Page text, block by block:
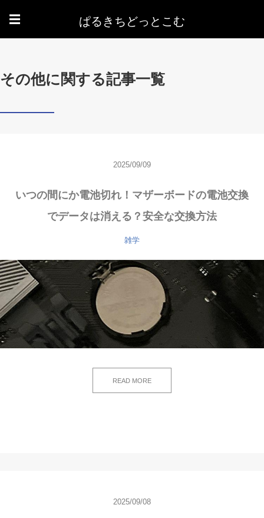
☰ ぱるきちどっとこむ
その他に関する記事一覧
2025/09/09
いつの間にか電池切れ！マザーボードの電池交換
でデータは消える？安全な交換方法
雑学
READ MORE
2025/09/08